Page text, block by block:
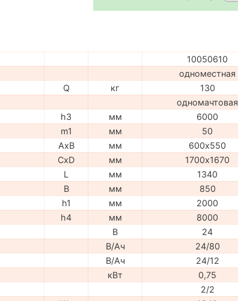
10050610
одноместная
Q кг
130
одномачтовая
h3 мм
6000
m1 мм
50
AxB мм
600х550
CxD мм
1700х1670
L мм
1340
B мм
850
h1 мм
2000
h4 мм
8000
В
24
В/Ач
24/80
В/Ач
24/12
кВт
0,75
2/2